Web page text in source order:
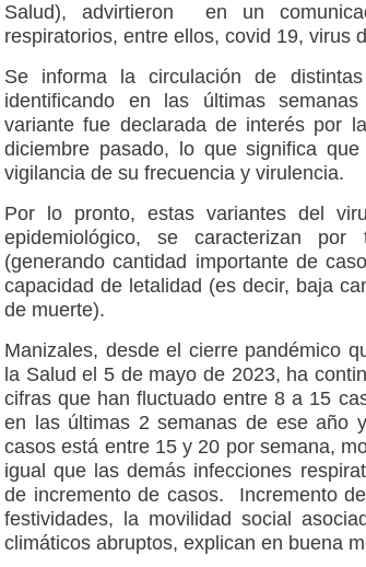
Salud), advirtieron en un
respiratorios, entre ellos, covid 19, virus
Se informa la circulación de
identificando en las últimas
variante fue declarada de interés por
diciembre pasado, lo que significa
vigilancia de su frecuencia y virulencia.
Por lo pronto, estas variantes del
epidemiológico, se caracterizan
(generando cantidad importante de
capacidad de letalidad (es decir, baja
de muerte).
Manizales, desde el cierre pandémico
la Salud el 5 de mayo de 2023, ha
cifras que han fluctuado entre 8 a 15
en las últimas 2 semanas de ese año
casos está entre 15 y 20 por semana,
igual que las demás infecciones
de incremento de casos. Incremento
festividades, la movilidad social
climáticos abruptos, explican en buena